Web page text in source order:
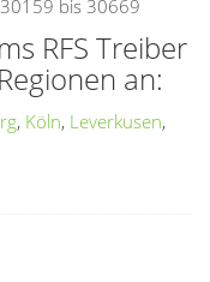
bis 30669
RFS Treiber
an:
, Köln, Leverkusen,